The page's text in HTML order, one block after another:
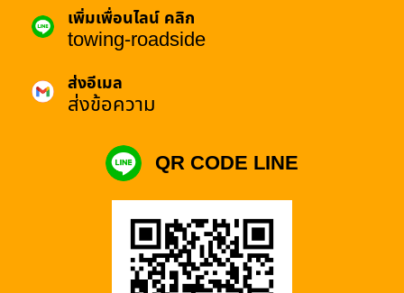
เพิ่มเพื่อนไลน์ คลิก
towing-roadside
ส่งอีเมล
ส่งข้อความ
QR CODE LINE